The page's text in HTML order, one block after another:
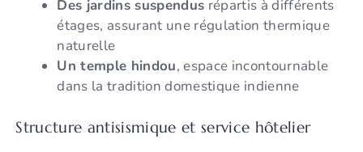
Des jardins suspendus répartis à différents
étages, assurant une régulation thermique
naturelle
Un temple hindou, espace incontournable
dans la tradition domestique indienne
Structure antisismique et service hôtelier